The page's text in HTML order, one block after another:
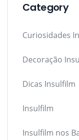
Category
Curiosidades
Decoração
Dicas Insulfilm
Insulfilm
Insulfilm nos